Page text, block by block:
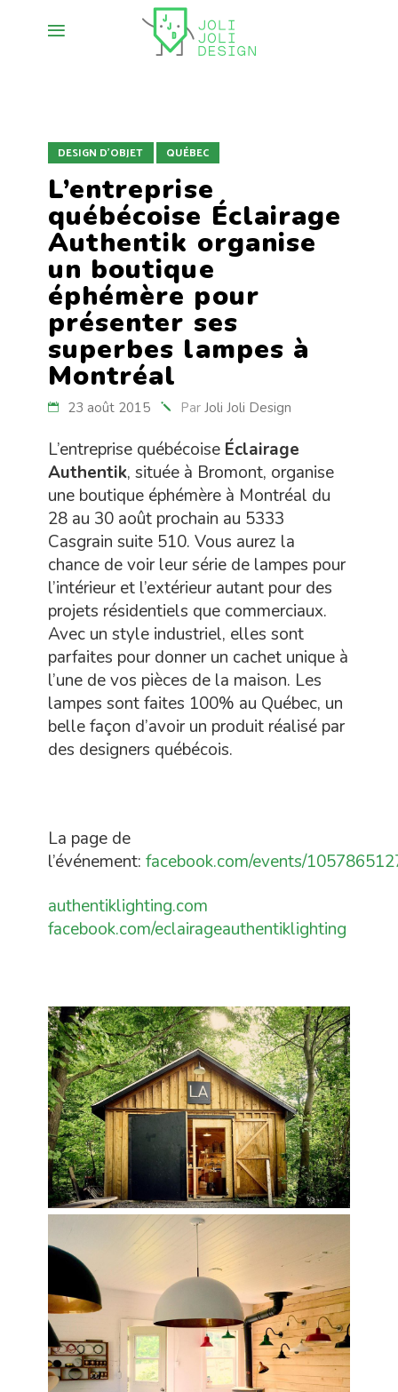
DESIGN D'OBJET QUÉBEC
L’entreprise
québécoise Éclairage
Authentik organise
un boutique
éphémère pour
présenter ses
superbes lampes à
Montréal
23 août 2015 Par Joli Joli Design
L’entreprise québécoise Éclairage
Authentik, située à Bromont, organise
une boutique éphémère à Montréal du
28 au 30 août prochain au 5333
Casgrain suite 510. Vous aurez la
chance de voir leur série de lampes pour
l’intérieur et l’extérieur autant pour des
projets résidentiels que commerciaux.
Avec un style industriel, elles sont
parfaites pour donner un cachet unique à
l’une de vos pièces de la maison. Les
lampes sont faites 100% au Québec, un
belle façon d’avoir un produit réalisé par
des designers québécois.
La page de
l’événement: facebook.com/events/
authentiklighting.com
facebook.com/eclairageauthentiklighting